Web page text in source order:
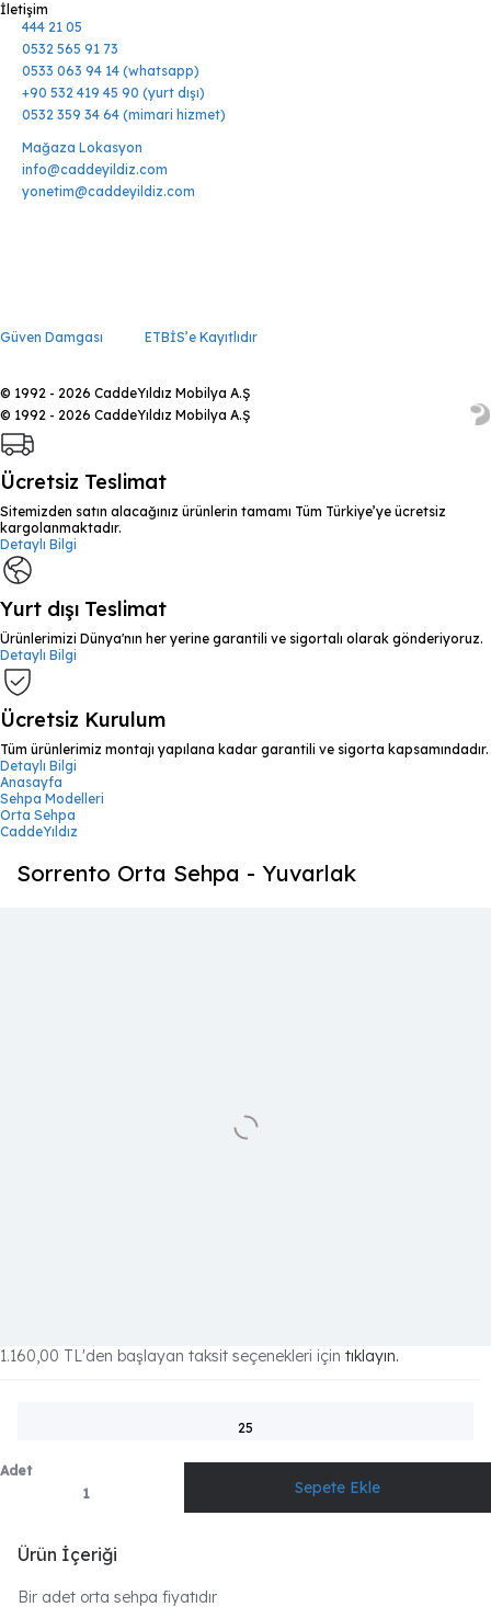
İletişim
444 21 05
0532 565 91 73
0533 063 94 14 (whatsapp)
+90 532 419 45 90 (yurt dışı)
0532 359 34 64 (mimari hizmet)
Mağaza Lokasyon
info@caddeyildiz.com
yonetim@caddeyildiz.com
Güven Damgası ETBİS’e Kayıtlıdır
© 1992 - 2026 CaddeYıldız Mobilya A.Ş
© 1992 - 2026 CaddeYıldız Mobilya A.Ş
Ücretsiz Teslimat
Sitemizden satın alacağınız ürünlerin tamamı Tüm Türkiye’ye ücretsiz
kargolanmaktadır.
Detaylı Bilgi
Yurt dışı Teslimat
Ürünlerimizi Dünya'nın her yerine garantili ve sigortalı olarak gönderiyoruz.
Detaylı Bilgi
Ücretsiz Kurulum
Tüm ürünlerimiz montajı yapılana kadar garantili ve sigorta kapsamındadır.
Detaylı Bilgi
Anasayfa
Sehpa Modelleri
Orta Sehpa
CaddeYıldız
Sorrento Orta Sehpa - Yuvarlak
1.160,00 TL'den başlayan taksit seçenekleri için tıklayın.
25
Adet
Ürün İçeriği
Bir adet orta sehpa fiyatıdır